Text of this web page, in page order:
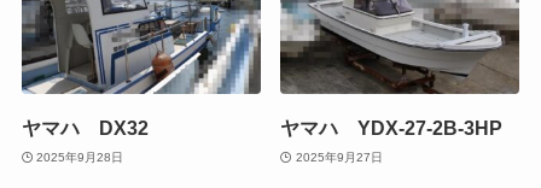
ヤマハ DX32
2025年9月28日
ヤマハ YDX-27-2B-3HP
2025年9月27日